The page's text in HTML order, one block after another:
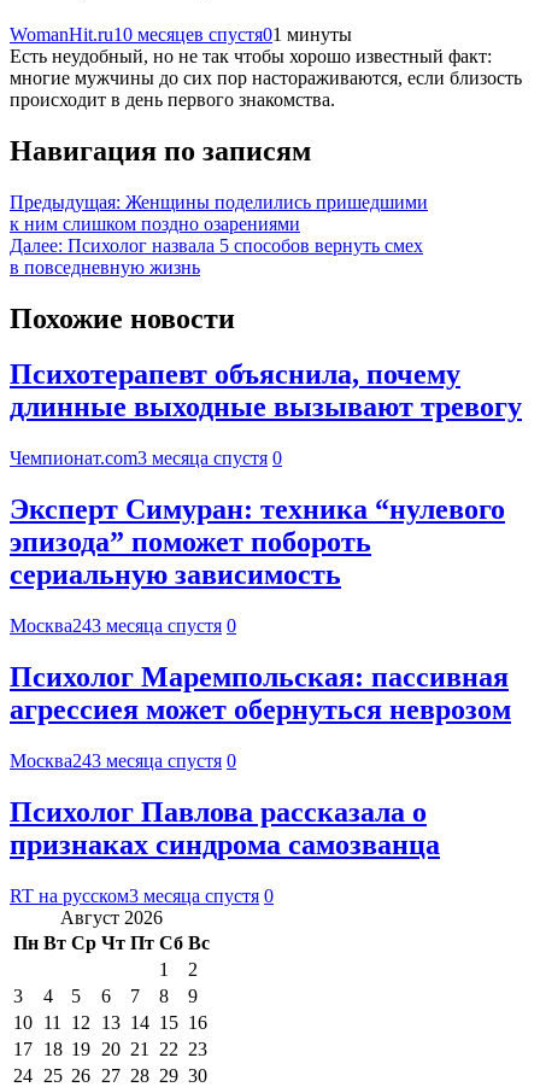
WomanHit.ru10 месяцев спустя01 минуты
Есть неудобный, но не так чтобы хорошо известный факт:
многие мужчины до сих пор настораживаются, если близость
происходит в день первого знакомства.
Навигация по записям
Предыдущая: Женщины поделились пришедшими
к ним слишком поздно озарениями
Далее: Психолог назвала 5 способов вернуть смех
в повседневную жизнь
Похожие новости
Психотерапевт объяснила, почему
длинные выходные вызывают тревогу
Чемпионат.com3 месяца спустя 0
Эксперт Симуран: техника “нулевого
эпизода” поможет побороть
сериальную зависимость
Москва243 месяца спустя 0
Психолог Маремпольская: пассивная
агрессиея может обернуться неврозом
Москва243 месяца спустя 0
Психолог Павлова рассказала о
признаках синдрома самозванца
RT на русском3 месяца спустя 0
Август 2026
Пн Вт Ср Чт Пт Сб Вс
1
2
3
4 5 6 7 8
9
10 11 12 13 14 15 16
17 18 19 20 21 22 23
24 25 26 27 28 29 30